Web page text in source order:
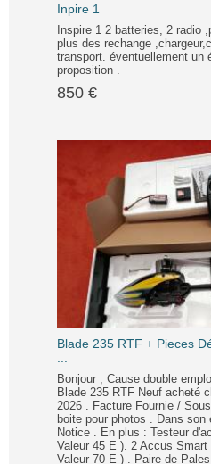
Inpire 1
Inspire 1 2 batteries, 2 radio
plus des rechange
transport. éventuellement un
proposition .
850 €
Blade 235 RTF + Pieces
Bonjour , Cause double
Blade 235 RTF Neuf acheté
2026 . Facture Fournie /
boite pour photos . Dans son
Notice . En plus : Testeur
Valeur 45 E ). 2 Accus
Valeur 70 E ) . Paire de